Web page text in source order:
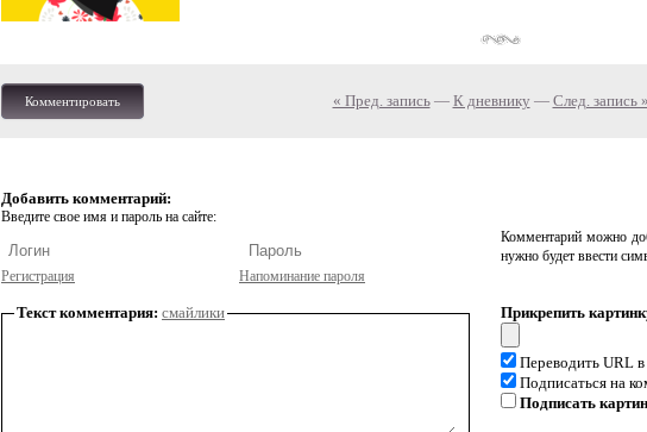
Комментировать « Пред. запись— К дневнику — След. запись »
Добавить комментарий:
Введите свое имя и пароль на сайте:
Регистрация Напоминание пароля
Комментарий можно
нужно будет ввести
Текст комментария: смайлики Прикрепить
Переводить URL
Подписаться на
Подписать